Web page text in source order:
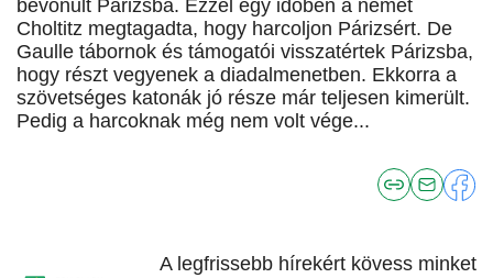
bevonult Párizsba. Ezzel egy időben a német
Choltitz megtagadta, hogy harcoljon Párizsért. De
Gaulle tábornok és támogatói visszatértek Párizsba,
hogy részt vegyenek a diadalmenetben. Ekkorra a
szövetséges katonák jó része már teljesen kimerült.
Pedig a harcoknak még nem volt vége...
A legfrissebb hírekért kövess minket